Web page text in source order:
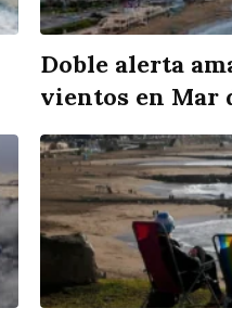
Doble alerta
vientos en Mar